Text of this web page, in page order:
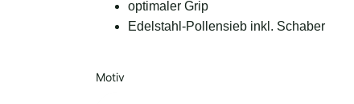
optimaler Grip
Edelstahl-Pollensieb inkl. Schaber
Motiv